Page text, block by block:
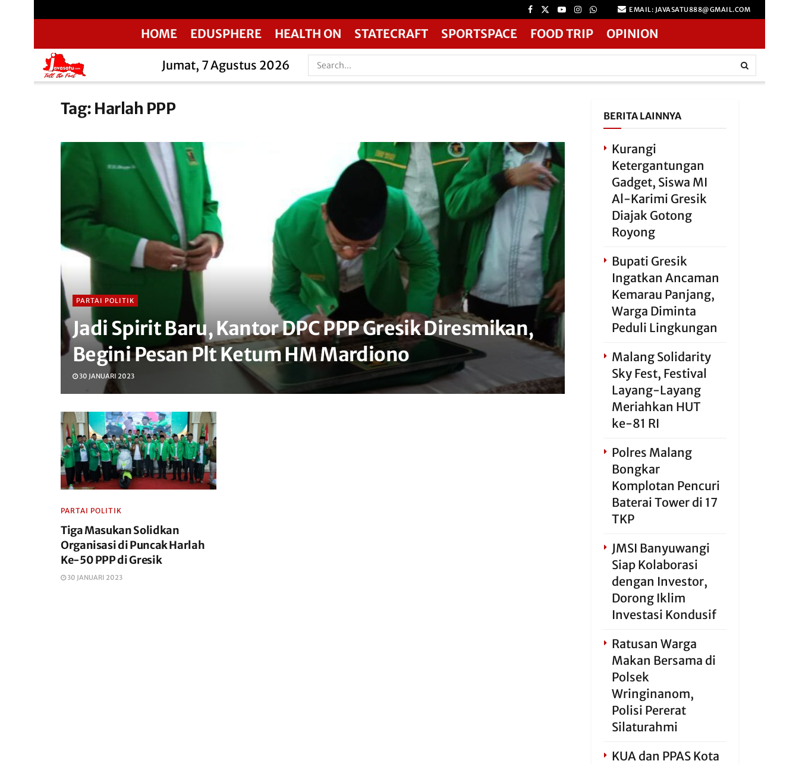
EMAIL: JAVASATU888@GMAIL.COM
HOME EDUSPHERE HEALTH ON STATECRAFT SPORTSPACE FOOD TRIP OPINION
Jumat, 7 Agustus 2026
Tag: Harlah PPP
PARTAI POLITIK
Jadi Spirit Baru, Kantor DPC PPP Gresik Diresmikan,
Begini Pesan Plt Ketum HM Mardiono
30 JANUARI 2023
PARTAI POLITIK
Tiga Masukan Solidkan
Organisasi di Puncak Harlah
Ke-50 PPP di Gresik
30 JANUARI 2023
BERITA LAINNYA
Kurangi
Ketergantungan
Gadget, Siswa MI
Al-Karimi Gresik
Diajak Gotong
Royong
Bupati Gresik
Ingatkan Ancaman
Kemarau Panjang,
Warga Diminta
Peduli Lingkungan
Malang Solidarity
Sky Fest, Festival
Layang-Layang
Meriahkan HUT
ke-81 RI
Polres Malang
Bongkar
Komplotan Pencuri
Baterai Tower di 17
TKP
JMSI Banyuwangi
Siap Kolaborasi
dengan Investor,
Dorong Iklim
Investasi Kondusif
Ratusan Warga
Makan Bersama di
Polsek
Wringinanom,
Polisi Pererat
Silaturahmi
KUA dan PPAS Kota